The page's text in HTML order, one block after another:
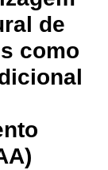
de
como